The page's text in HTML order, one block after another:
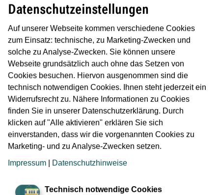
Am Samstag, den 11.02.2023, werden auf Höhe der
Londoner Straße Betonage-Arbeiten durchgeführt. Die
dafür notwendige Betonpumpe wird ab 07 Uhr auf dem
Baufeld in der Europa-Allee aufgebaut. Die erste Beton-
Lieferung erfolgt ab 08 Uhr. Die Arbeiten werden
voraussichtlich gegen 14 Uhr abgeschlossen sein.
Was macht eine Betonpumpe?
Eine Betonpumpe kommt an Betonage-Tagen zum Einsatz.
gleichmäßig im zu betonierenden Block verteilt werden.
Datenschutzeinstellungen
Auf unserer Webseite kommen verschiedene Cookies
zum Einsatz: technische, zu Marketing-Zwecken und
solche zu Analyse-Zwecken. Sie können unsere
Webseite grundsätzlich auch ohne das Setzen von
Cookies besuchen. Hiervon ausgenommen sind die
technisch notwendigen Cookies. Ihnen steht jederzeit ein
Widerrufsrecht zu. Nähere Informationen zu Cookies
finden Sie in unserer Datenschutzerklärung. Durch
klicken auf "Alle aktivieren" erklären Sie sich
einverstanden, dass wir die vorgenannten Cookies zu
Marketing- und zu Analyse-Zwecken setzen.
Impressum
Datenschutzhinweise
Technisch notwendige Cookies